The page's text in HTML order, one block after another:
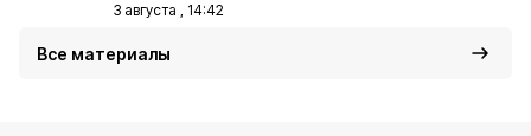
3 августа , 14:42
Все материалы